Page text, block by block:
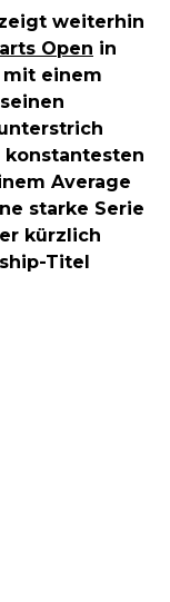
weiterhin
Open in
einem
Average
starke Serie
kürzlich
Titel